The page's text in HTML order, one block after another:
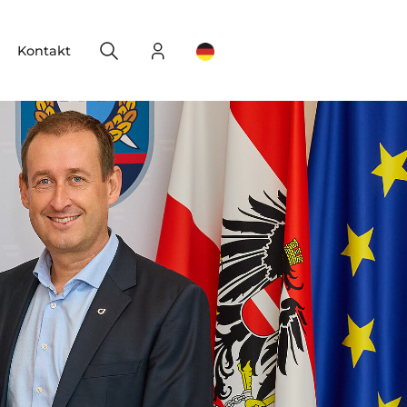
Kontakt Login
Search Change your location